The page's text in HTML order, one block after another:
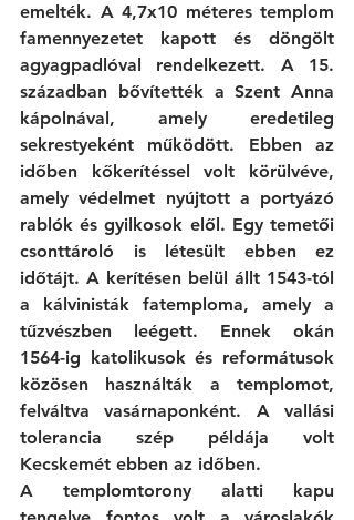
emelték. A 4,7x10 méteres templom
famennyezetet kapott és döngölt
agyagpadlóval rendelkezett. A 15.
században bővítették a Szent Anna
kápolnával, amely eredetileg
sekrestyeként működött. Ebben az
időben kőkerítéssel volt körülvéve,
amely védelmet nyújtott a portyázó
rablók és gyilkosok elől. Egy temetői
csonttároló is létesült ebben ez
időtájt. A kerítésen belül állt 1543-tól
a kálvinisták fatemploma, amely a
tűzvészben leégett. Ennek okán
1564-ig katolikusok és reformátusok
közösen használták a templomot,
felváltva vasárnaponként. A vallási
tolerancia szép példája volt
Kecskemét ebben az időben.
A templomtorony alatti kapu